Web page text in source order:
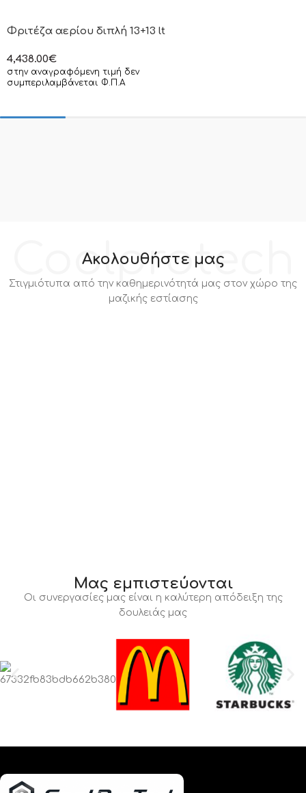
Φριτέζα αερίου διπλή 13+13 lt
4,438.00€
στην αναγραφόμενη τιμή δεν
συμπεριλαμβάνεται Φ.Π.Α
Coolprotech
Ακολουθήστε μας
Στιγμιότυπα από την καθημερινότητά μας στον χώρο της
μαζικής εστίασης
Μας εμπιστεύονται
Οι συνεργασίες μας είναι η καλύτερη απόδειξη της
δουλειάς μας